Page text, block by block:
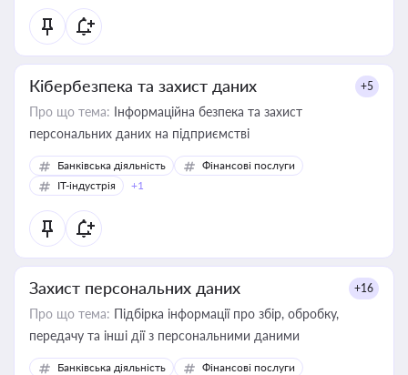
Кібербезпека та захист даних +5
Про що тема: Інформаційна безпека та захист
персональних даних на підприємстві
Банківська діяльність
Фінансові послуги
IT-індустрія
+1
Захист персональних даних +16
Про що тема: Підбірка інформації про збір, обробку,
передачу та інші дії з персональними даними
Банківська діяльність
Фінансові послуги